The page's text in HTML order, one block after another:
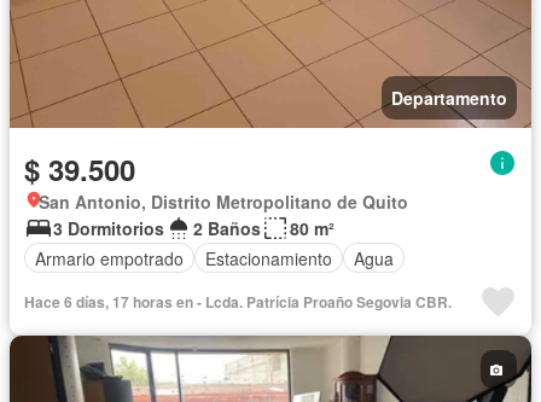
Departamento
$ 39.500
San Antonio, Distrito Metropolitano de Quito
3 Dormitorios
2 Baños
80 m²
Armario empotrado
Estacionamiento Agua
Hace 6 días, 17 horas en - Lcda. Patrícia Proaño Segovia CBR.